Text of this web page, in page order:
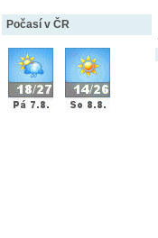
Počasí v ČR